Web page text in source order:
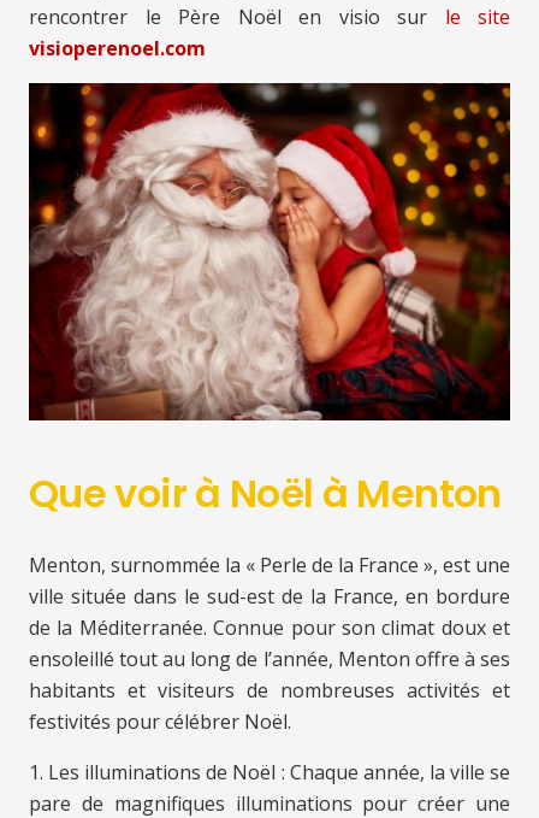
rencontrer le Père Noël en visio sur le site
visioperenoel.com
Que voir à Noël à Menton
Menton, surnommée la « Perle de la France », est une
ville située dans le sud-est de la France, en bordure
de la Méditerranée. Connue pour son climat doux et
ensoleillé tout au long de l’année, Menton offre à ses
habitants et visiteurs de nombreuses activités et
festivités pour célébrer Noël.
1. Les illuminations de Noël : Chaque année, la ville se
pare de magnifiques illuminations pour créer une